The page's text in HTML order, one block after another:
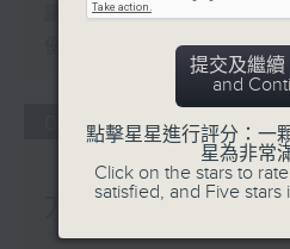
議員關注教科書價格
優化學校書簿津貼計
05/08/2026
「Fun Coffee
方接獲225宗
提交及繼續
and
點擊星星進行評分：一
星為非常
Click on the stars to
satisfied, and Five stars